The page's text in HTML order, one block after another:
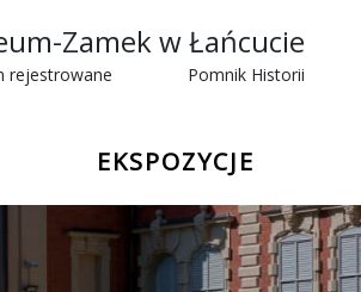
Zamek w Łańcucie
rejestrowane Pomnik Historii
EKSPOZYCJE